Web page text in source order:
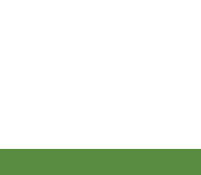
Soort isolatie